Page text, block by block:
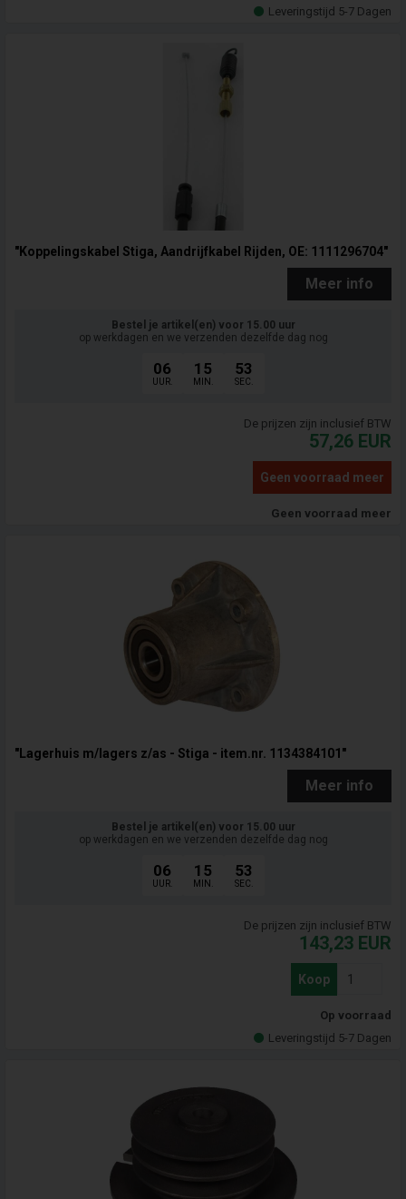
Leveringstijd 5-7 Dagen
"Koppelingskabel Stiga, Aandrijfkabel Rijden, OE: 1111296704"
Meer info
Bestel je artikel(en) voor 15.00 uur
op werkdagen en we verzenden dezelfde dag nog
06
UUR.
15
MIN.
52
SEC.
De prijzen zijn inclusief BTW
57,26 EUR
Geen voorraad meer
Geen voorraad meer
"Lagerhuis m/lagers z/as - Stiga - item.nr. 1134384101"
Meer info
Bestel je artikel(en) voor 15.00 uur
op werkdagen en we verzenden dezelfde dag nog
06
UUR.
15
MIN.
52
SEC.
De prijzen zijn inclusief BTW
143,23 EUR
Koop
Op voorraad
Leveringstijd 5-7 Dagen